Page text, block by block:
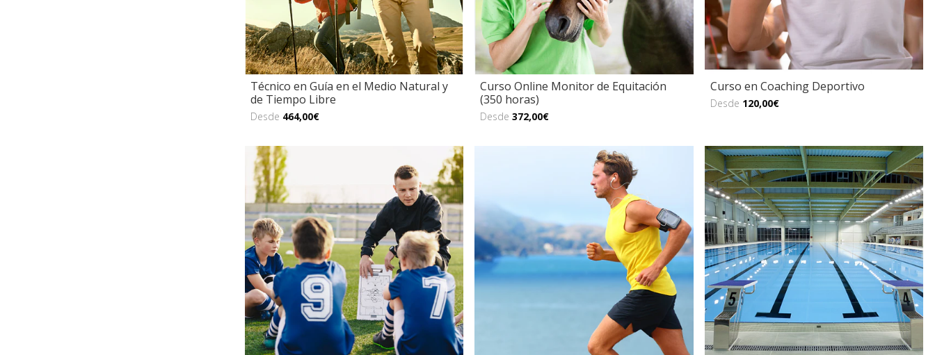
Técnico en Guía en el Medio Natural y
de Tiempo Libre
Desde 464,00€
Curso Online Monitor de Equitación
(350 horas)
Desde 372,00€
Curso en Coaching Deportivo
Desde 120,00€